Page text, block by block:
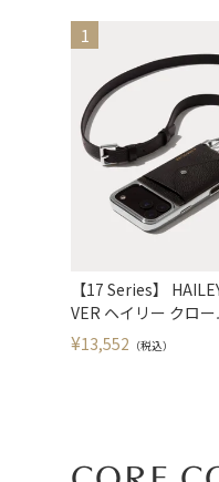
【17 Series】
VER ヘイリー クロ
¥13,552 （税込）